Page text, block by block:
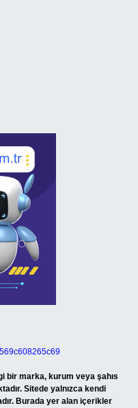
bir marka, kurum veya şahıs
Sitede yalnızca kendi
Burada yer alan içerikler